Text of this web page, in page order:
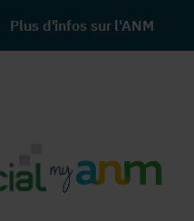
Plus d'infos sur l'ANM